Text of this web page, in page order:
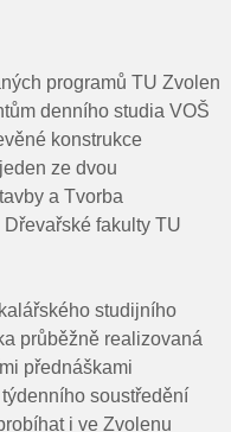
programů TU Zvolen
denního studia VOŠ
konstrukce
ze dvou
a Tvorba
fakulty TU
studijního
průběžně realizovaná
přednáškami
soustředění
i ve Zvolenu